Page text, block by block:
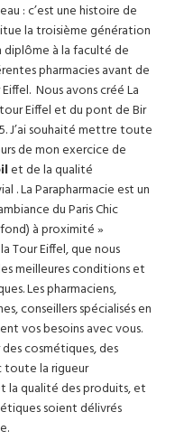
: c’est une histoire de
la troisième génération
à la faculté de
pharmacies avant de
Nous avons créé La
Eiffelet du pont de Bir
J’ai souhaité mettre toute
de mon exercice de
et de la qualité
. La Parapharmacie est un
du Paris Chic
à proximité »
Tour Eiffel, que nous
meilleures conditions et
Les pharmaciens,
conseillers spécialisés en
vos besoins avec vous.
cosmétiques, des
toute la rigueur
la qualité des produits, et
soient délivrés